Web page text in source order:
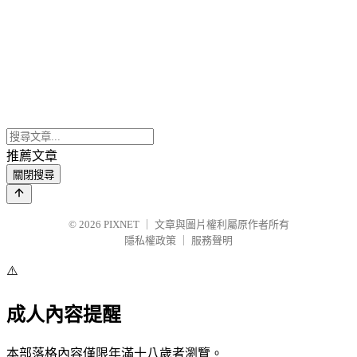
推薦文章
關閉搜尋
© 2026 PIXNET
文章與圖片權利屬原作者所有
隱私權政策
服務聲明
⚠️
成人內容提醒
本部落格內容僅限年滿十八歲者瀏覽。